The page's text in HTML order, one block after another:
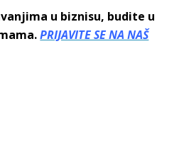
u biznisu, budite u
PRIJAVITE SE NA NAŠ